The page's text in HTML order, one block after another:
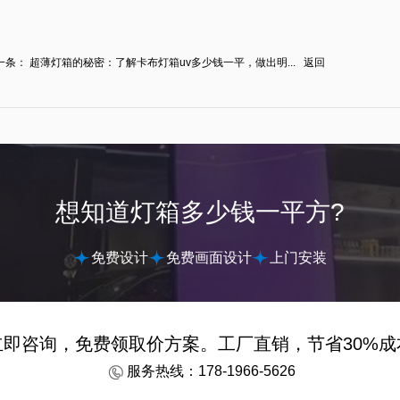
条： 超薄灯箱的秘密：了解卡布灯箱uv多少钱一平，做出明... 返回
想知道灯箱多少钱一平方?
免费设计 免费画面设计 上门安装
即咨询，免费领取价方案。工厂直销，节省30%成
服务热线：178-1966-5626